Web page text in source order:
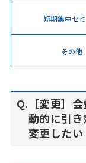
短期集中セ
その他
［変更］
動的に引
変更したい